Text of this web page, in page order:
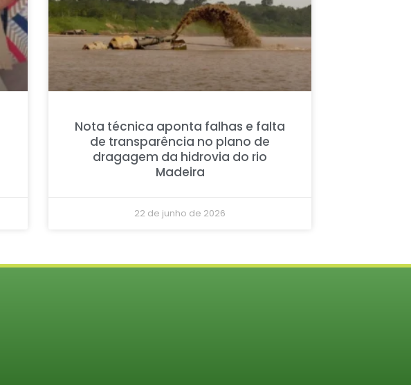
Nota técnica aponta falhas e falta
de transparência no plano de
dragagem da hidrovia do rio
Madeira
22 de junho de 2026